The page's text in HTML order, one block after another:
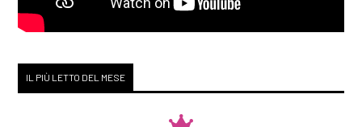
IL PIÙ LETTO DEL MESE